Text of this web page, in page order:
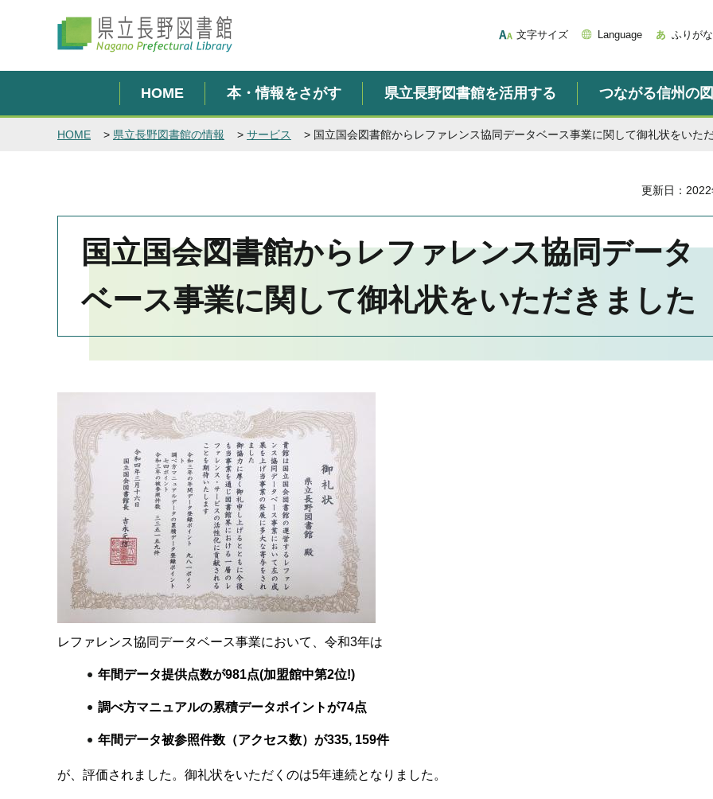
県立長野図書館
文字サイズ Language ふりが
HOME 本・情報をさがす 県立長野図書館を活用する つながる信州の
HOME > 県立長野図書館の情報 > サービス > 国立国会図書館からレファレンス協同データベース事業に関して御礼状をいた
更新日：
国立国会図書館からレファレンス協同データ
ベース事業に関して御礼状をいただきました
レファレンス協同データベース事業において、令和3年は
年間データ提供点数が981点(加盟館中第2位!)
調べ方マニュアルの累積データポイントが74点
年間データ被参照件数（アクセス数）が335, 159件
が、評価されました。御礼状をいただくのは5年連続となりました。